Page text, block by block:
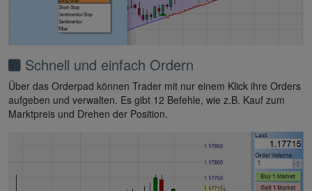
Schnell und einfach Ordern
Über das Orderpad können Trader mit nur einem Klick ihre Orders
aufgeben und verwalten. Es gibt 12 Befehle, wie z.B. Kauf zum
Marktpreis und Drehen der Position.